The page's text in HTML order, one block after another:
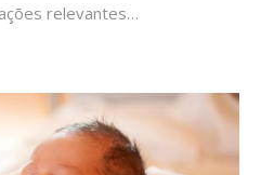
relevantes…